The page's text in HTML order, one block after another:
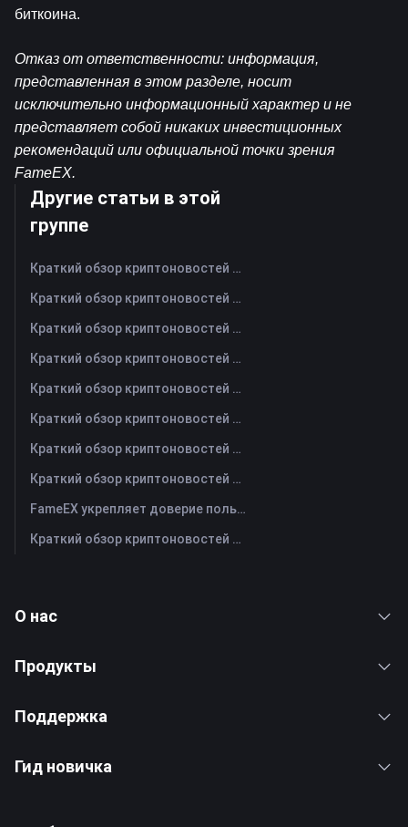
биткоина.
Отказ от ответственности: информация,
представленная в этом разделе, носит
исключительно информационный характер и не
представляет собой никаких инвестиционных
рекомендаций или официальной точки зрения
FameEX.
Другие статьи в этой
группе
Краткий обзор криптоновостей FameEX за сегодня | 7 августа 2026 г
Краткий обзор криптоновостей FameEX за сегодня | 6 августа 2026 г
Краткий обзор криптоновостей FameEX за сегодня | 5 августа 2026 г
Краткий обзор криптоновостей FameEX за сегодня | 4 августа 2026 г
Краткий обзор криптоновостей FameEX за сегодня | 3 августа 2026 г
Краткий обзор криптоновостей FameEX за сегодня | 31 июля 2026 г
Краткий обзор криптоновостей FameEX за сегодня | 30 июля 2026 г
Краткий обзор криптоновостей FameEX за сегодня | 29 июля 2026 г
FameEX укрепляет доверие пользователей благодаря восьми годам стабильной работы и глобальному росту
Краткий обзор криптоновостей FameEX за сегодня | 28 июля 2026 г
О нас
Продукты
Поддержка
Гид новичка